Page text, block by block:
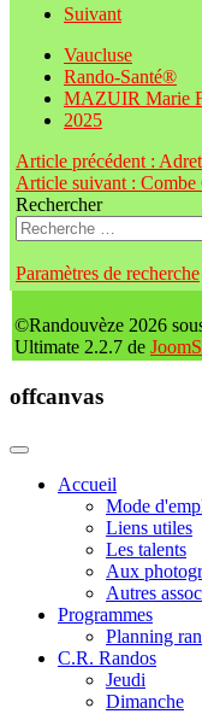
Suivant
Vaucluse
Rando-Santé®
MAZUIR Marie
2025
Article précédent :
Article suivant : Combe
Rechercher
Paramètres de recherche
©Randouvèze 2026
Ultimate 2.2.7 de
offcanvas
Accueil
Mode
Liens utiles
Les talents
Aux
Autres
Programmes
Planning
C.R. Randos
Jeudi
Dimanche